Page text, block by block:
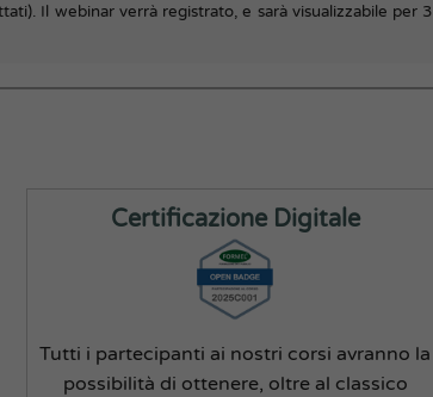
Il webinar verrà registrato, e sarà visualizzabile per 3
Certificazione Digitale
Tutti i partecipanti ai nostri corsi avranno la
possibilità di ottenere, oltre al classico